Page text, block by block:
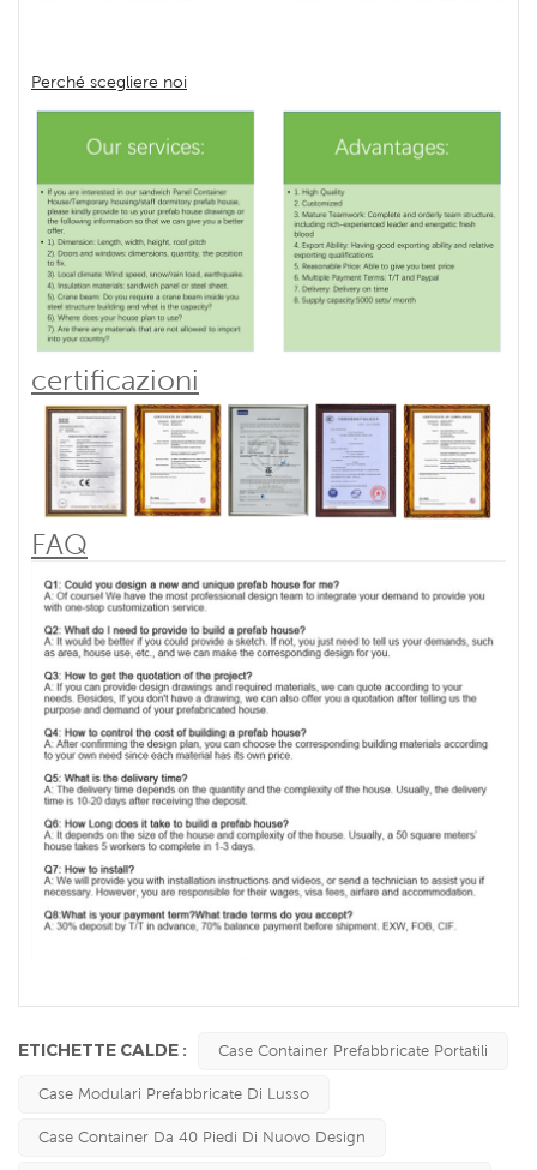
Perché scegliere noi
certificazioni
FAQ
ETICHETTE CALDE : Case Container Prefabbricate Portatili
Case Modulari Prefabbricate Di Lusso
Case Container Da 40 Piedi Di Nuovo Design